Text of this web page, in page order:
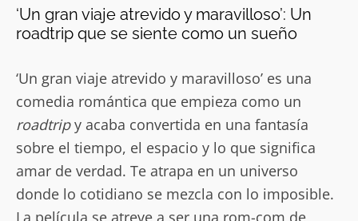
‘Un gran viaje atrevido y maravilloso’: Un
roadtrip que se siente como un sueño
‘Un gran viaje atrevido y maravilloso’ es una
comedia romántica que empieza como un
roadtripy acaba convertida en una fantasía
sobre el tiempo, el espacio y lo que significa
amar de verdad. Te atrapa en un universo
donde lo cotidiano se mezcla con lo imposible.
La película se atreve a ser una rom-com de